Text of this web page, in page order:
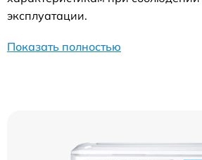
эксплуатации.
Показать полностью